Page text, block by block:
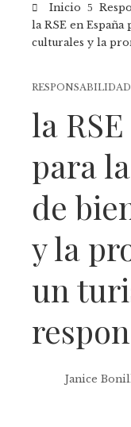
Inicio
la RSE en
culturales y la
la
para
de
y la
un
Janice